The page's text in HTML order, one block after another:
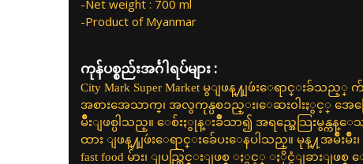
-Net weight : 700 ml
-Product of Myanmar
ကုန်ပစ္စည်းအင်္ဂါရပ်များ :
City Mark Super Market မွျဖန္႔ျဖဴးေရာင္းခ်
အစားအေသာက္၊ အလွကုန္ပစၥည္း၊ေဆး၀ါးႏွင့္ အေ
မ်ဳိးျဖစ္ပါသည္။ ေစ်းႏွုန္းခ်ဳိသာ၍ အရည္အေသြးမွန္က
ထား ျဖန္႔ျဖဴးေရာင္းခ်ေပးေနပါသည္။ မုန္႔အမ်ဳိးမ်ဳိ
fast food မ်ား၊ ျပည္တြင္းျဖစ္ ႏွင့္ ႏိုင္ငံျခားျဖ